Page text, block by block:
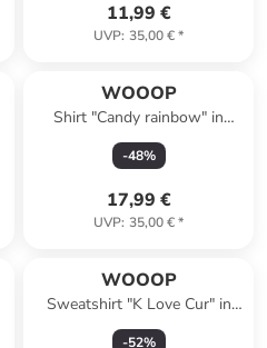
11,99 €
UVP: 35,00 €*
WOOOP
Shirt "Candy rainbow" in
Dunkelblau
-48%
17,99 €
UVP: 35,00 €*
WOOOP
Sweatshirt "K Love Cur" in
Grau
-52%